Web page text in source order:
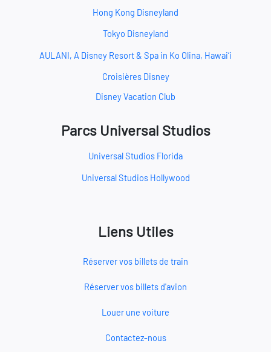
Hong Kong Disneyland
Tokyo Disneyland
AULANI, A Disney Resort & Spa in Ko Olina, Hawai‘i
Croisières Disney
Disney Vacation Club
Parcs Universal Studios
Universal Studios Florida
Universal Studios Hollywood
Liens Utiles
Réserver vos billets de train
Réserver vos billets d'avion
Louer une voiture
Contactez-nous